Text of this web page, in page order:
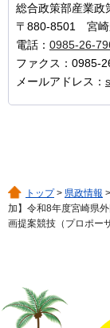
総合政策部産業政
〒880-8501 宮崎
電話： 0985-26-
ファクス：0985-
メールアドレス：
トップ> 県政情報 >
加】令和8年度宮崎県
画提案競技（プロポー